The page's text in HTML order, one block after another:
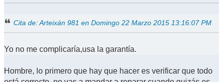
Cita de: Arteixán 981 en Domingo 22 Marzo 2015 13:16:07 PM
Yo no me complicaría,usa la garantía.
Hombre, lo primero que hay que hacer es verificar que todo